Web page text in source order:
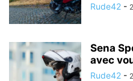
Rude42 -
Sena
avec
Rude42 -